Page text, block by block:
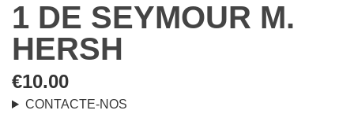
1 DE SEYMOUR M.
HERSH
€10.00
CONTACTE-NOS